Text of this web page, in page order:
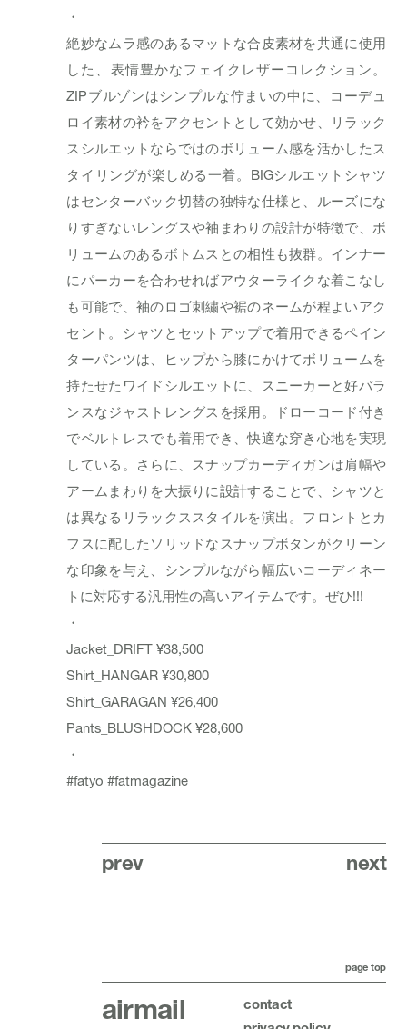
・
絶妙なムラ感のあるマットな合皮素材を共通に使用
した、表情豊かなフェイクレザーコレクション。
ZIPブルゾンはシンプルな佇まいの中に、コーデュ
ロイ素材の衿をアクセントとして効かせ、リラック
スシルエットならではのボリューム感を活かしたス
タイリングが楽しめる一着。BIGシルエットシャツ
はセンターバック切替の独特な仕様と、ルーズにな
りすぎないレングスや袖まわりの設計が特徴で、ボ
リュームのあるボトムスとの相性も抜群。インナー
にパーカーを合わせればアウターライクな着こなし
も可能で、袖のロゴ刺繍や裾のネームが程よいアク
セント。シャツとセットアップで着用できるペイン
ターパンツは、ヒップから膝にかけてボリュームを
持たせたワイドシルエットに、スニーカーと好バラ
ンスなジャストレングスを採用。ドローコード付き
でベルトレスでも着用でき、快適な穿き心地を実現
している。さらに、スナップカーディガンは肩幅や
アームまわりを大振りに設計することで、シャツと
は異なるリラックススタイルを演出。フロントとカ
フスに配したソリッドなスナップボタンがクリーン
な印象を与え、シンプルながら幅広いコーディネー
トに対応する汎用性の高いアイテムです。ぜひ!!!
・
Jacket_DRIFT ¥38,500
Shirt_HANGAR ¥30,800
Shirt_GARAGAN ¥26,400
Pants_BLUSHDOCK ¥28,600
・
#fatyo #fatmagazine
prev next
airmail
contact
page top